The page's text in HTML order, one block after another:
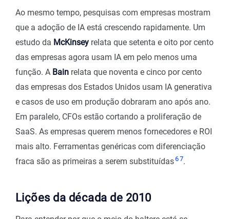
Ao mesmo tempo, pesquisas com empresas mostram
que a adoção de IA está crescendo rapidamente. Um
estudo da McKinsey relata que setenta e oito por cento
das empresas agora usam IA em pelo menos uma
função. A Bain relata que noventa e cinco por cento
das empresas dos Estados Unidos usam IA generativa
e casos de uso em produção dobraram ano após ano.
Em paralelo, CFOs estão cortando a proliferação de
SaaS. As empresas querem menos fornecedores e ROI
mais alto. Ferramentas genéricas com diferenciação
fraca são as primeiras a serem substituídas67.
Lições da década de 2010